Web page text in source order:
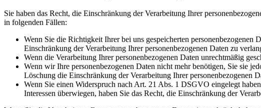
Sie haben das Recht, die Einschränkung der Verarbeitung Ihrer
in folgenden Fällen:
Wenn Sie die Richtigkeit Ihrer bei uns gespeicherten
Einschränkung der Verarbeitung Ihrer personenbezogenen Daten zu
Wenn die Verarbeitung Ihrer personenbezogenen Daten unrechtmäßig
Wenn wir Ihre personenbezogenen Daten nicht mehr benötigen, Sie sie
Löschung die Einschränkung der Verarbeitung Ihrer personenbezogenen
Wenn Sie einen Widerspruch nach Art. 21 Abs. 1 DSGVO eingelegt
Interessen überwiegen, haben Sie das Recht, die Einschränkung der